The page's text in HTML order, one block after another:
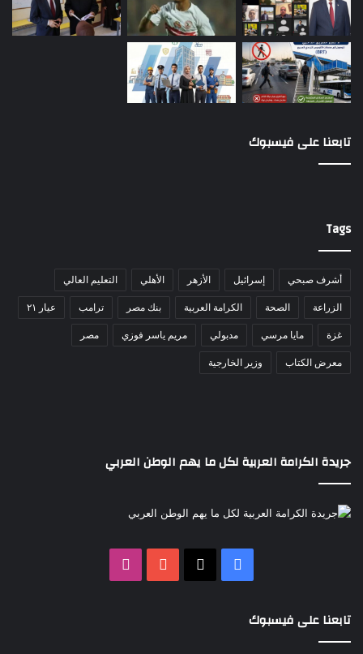
تابعنا على فيسبوك
Tags
أشرف صبحي إسرائيل الأزهر الأهلي التعليم العالي
الزراعة الصحة الكرامة العربية بنك مصر ترامب عيار ٢١
غزة مايا مرسي مدبولي مريم ياسر فوزي مصر
معرض الكتاب وزير الخارجية
جريدة الكرامة العربية لكل ما يهم الوطن العربي
فيسبوك ‫YouTube
تابعنا على فيسبوك